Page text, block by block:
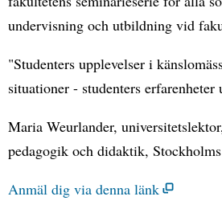
undervisning och utbildning vid
"Studenters upplevelser i
situationer - studenters
Maria Weurlander,
pedagogik och didaktik,
Anmäl dig via denna länk